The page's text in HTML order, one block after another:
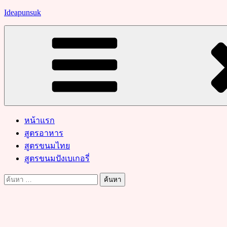
Skip
Ideapunsuk
หน้าแรก
สูตรอาหาร
สูตรขนมไทย
สูตรขนมปังเบเกอรี่
ค้นหา